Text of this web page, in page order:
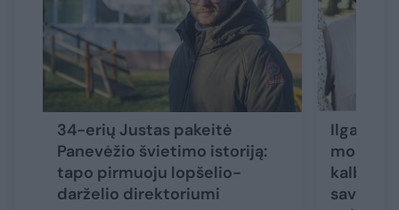
34-erių Justas pakeitė
Panevėžio švietimo istoriją:
tapo pirmuoju lopšelio-
darželio direktoriumi
kalbos
savaip: